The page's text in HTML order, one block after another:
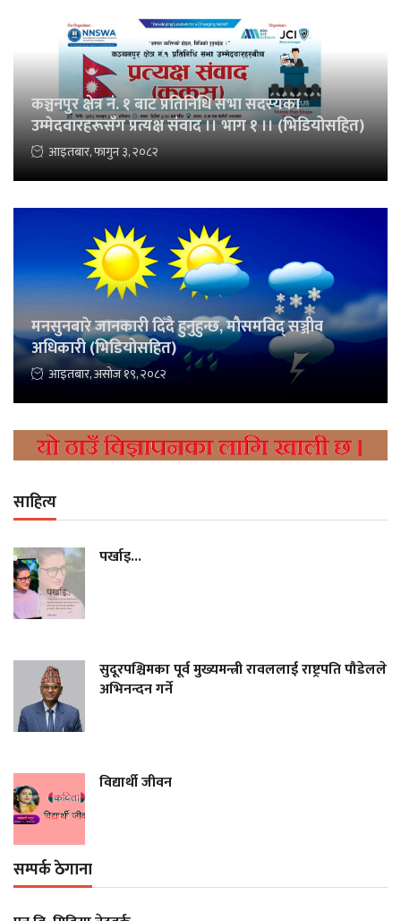
कञ्चनपुर क्षेत्र नं. १ बाट प्रतिनिधि सभा सदस्यका
उम्मेदवारहरूसँग प्रत्यक्ष संवाद ।। भाग १ ।। (भिडियोसहित)
आइतबार, फागुन ३, २०८२
मनसुनबारे जानकारी दिँदै हुनुहुन्छ, मौसमविद् सञ्जीव
अधिकारी (भिडियोसहित)
आइतबार, असोज १९, २०८२
साहित्य
पर्खाइ...
सुदूरपश्चिमका पूर्व मुख्यमन्त्री रावललाई राष्ट्रपति पौडेलले
अभिनन्दन गर्ने
विद्यार्थी जीवन
सम्पर्क ठेगाना